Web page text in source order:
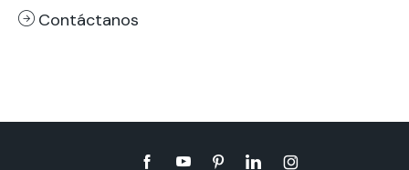
Contáctanos